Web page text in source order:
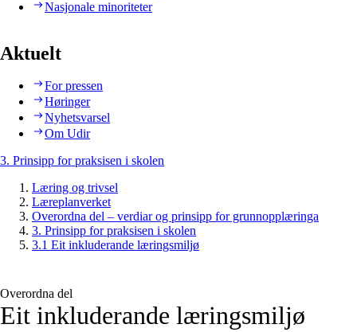
Nasjonale minoriteter
Aktuelt
For pressen
Høringer
Nyhetsvarsel
Om Udir
3. Prinsipp for praksisen i skolen
Læring og trivsel
Læreplanverket
Overordna del – verdiar og prinsipp for grunnopplæringa
3. Prinsipp for praksisen i skolen
3.1 Eit inkluderande læringsmiljø
Overordna del
Eit inkluderande læringsmiljø